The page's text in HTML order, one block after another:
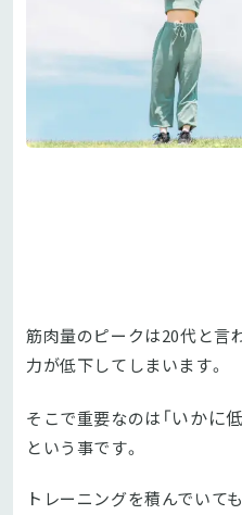
筋肉量のピークは20代と言
力が低下してしまいます。
そこで重要なのは 「いかに
という事です。
トレーニングを積んでいて